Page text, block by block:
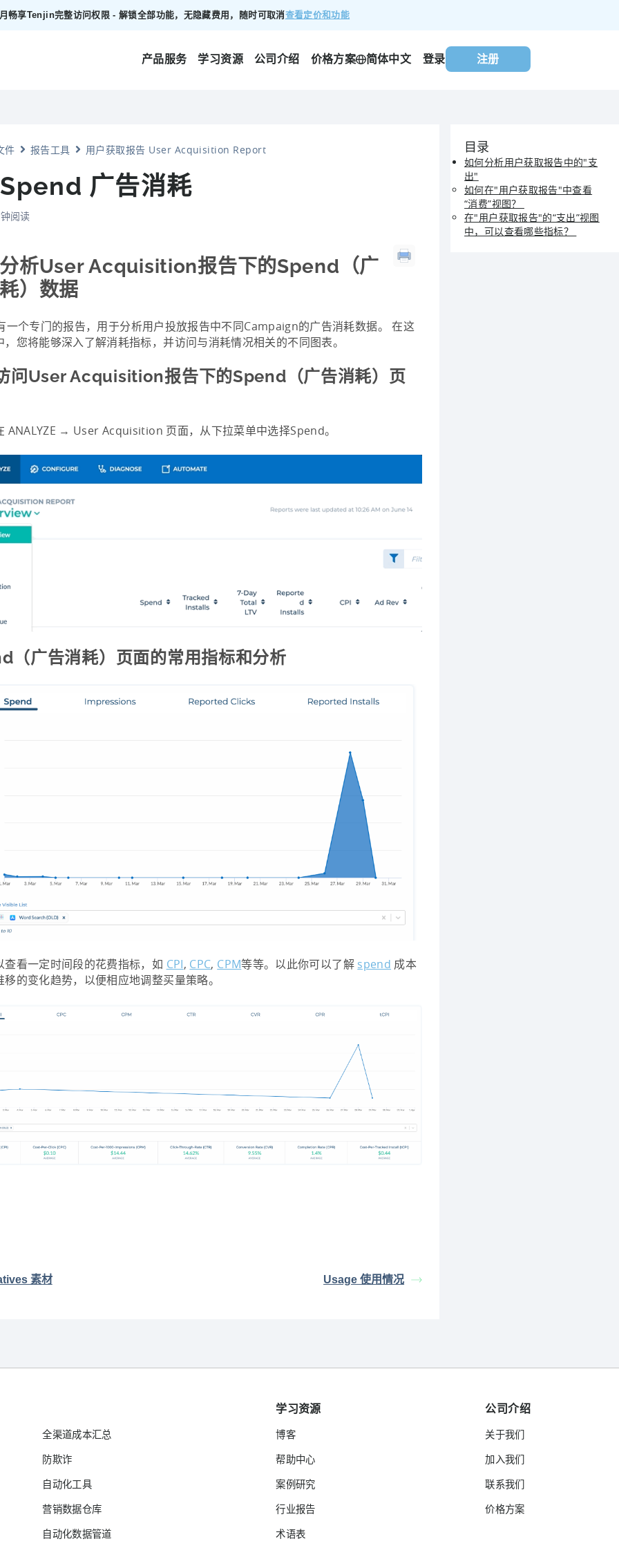
畅享Tenjin完整访问权限 - 解锁全部功能，无隐藏费用，随时可取消查看定价和功能
产品服务 学习资源 公司介绍 价格方案 简体中文 登录 注册
件 报告工具 用户获取报告 User Acquisition Report
广告消耗
阅读
析User Acquisition报告下的Spend（广
）数据
一个专门的报告，用于分析用户投放报告中不同Campaign的广告消耗数据。 在这
，您将能够深入了解消耗指标，并访问与消耗情况相关的不同图表。
问User Acquisition报告下的Spend（广告消耗）页
ANALYZE → User Acquisition 页面，从下拉菜单中选择Spend。
（广告消耗）页面的常用指标和分析
查看一定时间段的花费指标，如 CPI, CPC, CPM等等。以此你可以了解 spend 成本
移的变化趋势，以便相应地调整买量策略。
素材 Usage 使用情况
目录
如何分析用户获取报告中的"支
出"
如何在"用户获取报告"中查看
“消费”视图？
在"用户获取报告"的“支出”视图
中，可以查看哪些指标？
全渠道成本汇总
防欺诈
自动化工具
营销数据仓库
自动化数据管道
学习资源
博客
帮助中心
案例研究
行业报告
术语表
公司介绍
关于我们
加入我们
联系我们
价格方案